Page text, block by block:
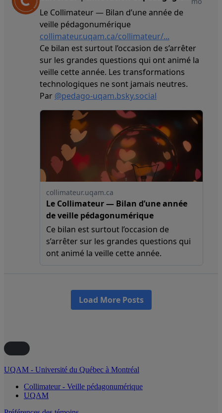
UQAM - Université du Québec à Montréal
Collimateur - Veille pédagonumérique
UQAM